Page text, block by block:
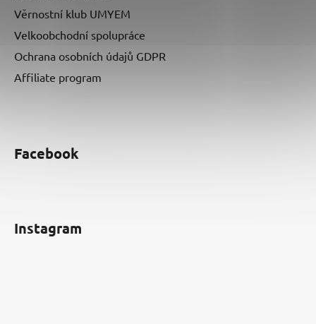
Věrnostní klub UMYEM
Velkoobchodní spolupráce
Ochrana osobních údajů GDPR
Affiliate program
Facebook
Instagram